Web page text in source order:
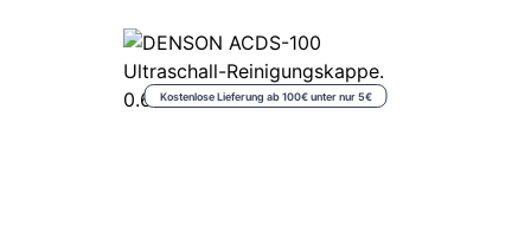
Kostenlose Lieferung ab 100€ unter nur 5€